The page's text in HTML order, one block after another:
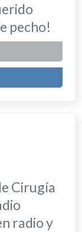
pecho!
Cirugía
radio y